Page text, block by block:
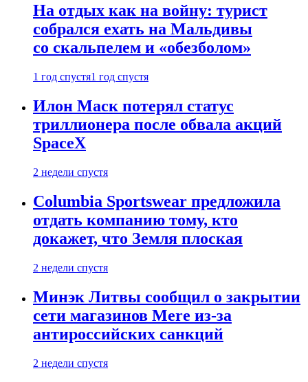
На отдых как на войну: турист
собрался ехать на Мальдивы
со скальпелем и «обезболом»
1 год спустя1 год спустя
Илон Маск потерял статус
триллионера после обвала акций
SpaceX
2 недели спустя
Columbia Sportswear предложила
отдать компанию тому, кто
докажет, что Земля плоская
2 недели спустя
Минэк Литвы сообщил о закрытии
сети магазинов Mere из-за
антироссийских санкций
2 недели спустя